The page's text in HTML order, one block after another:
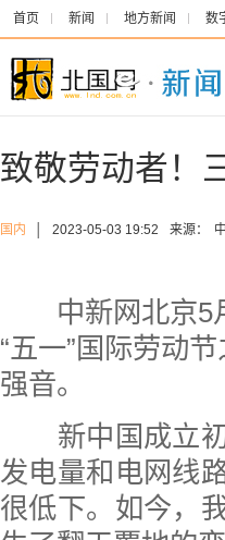
首页 新闻 地方新闻 数
致敬劳动者！
国内 2023-05-03 19:52 来源：
中新网北京5月
“五一”国际劳动
强音。
新中国成立初
发电量和电网线
很低下。如今，